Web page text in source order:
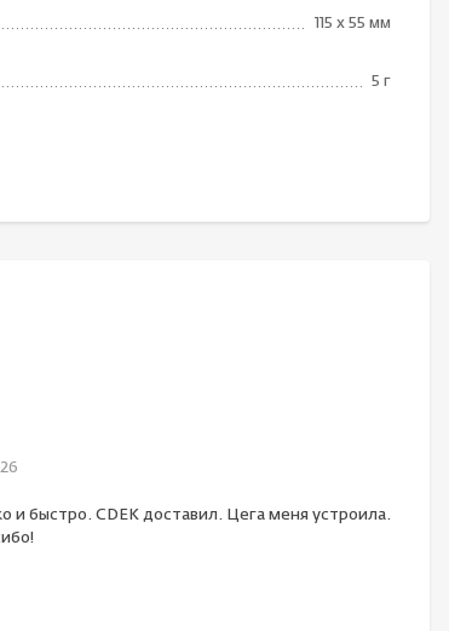
115 х 55 мм
5 г
и быстро. CDEK доставил. Цега меня устроила.